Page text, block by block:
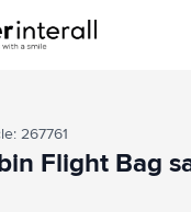
267761
Flight Bag